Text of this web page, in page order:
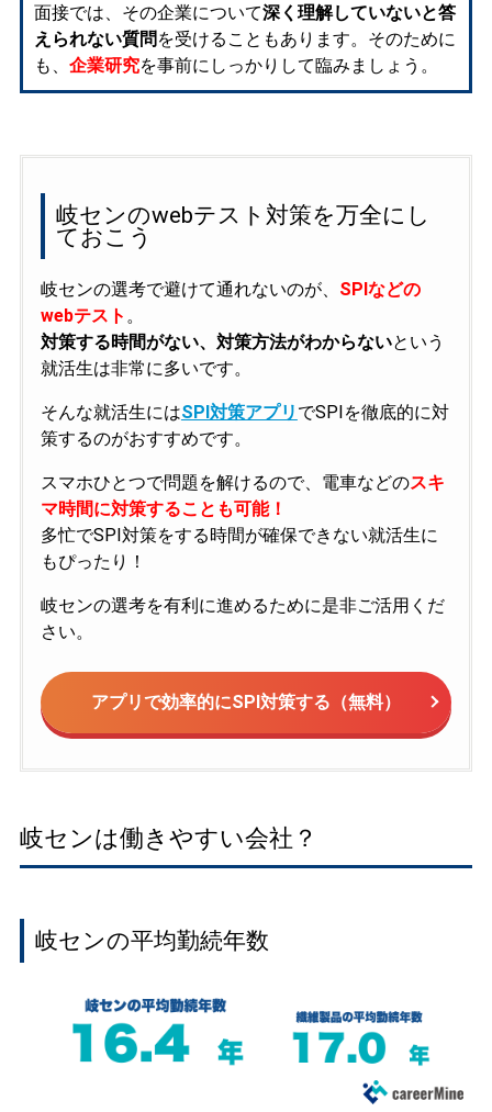
面接では、その企業について深く理解していないと答
えられない質問 を受けることもあります。そのために
も、 企業研究を事前にしっかりして臨みましょう。
岐センのwebテスト対策を万全にし
ておこう
岐センの選考で避けて通れないのが、 SPIなどの
webテスト 。
対策する時間がない、対策方法がわからないという
就活生は非常に多いです。
そんな就活生にはSPI対策アプリ でSPIを徹底的に対
策するのがおすすめです。
スマホひとつで問題を解けるので、電車などのスキ
マ時間に対策することも可能！
多忙でSPI対策をする時間が確保できない就活生に
もぴったり！
岐センの選考を有利に進めるために是非ご活用くだ
さい。
アプリで効率的にSPI対策する（無料）
岐センは働きやすい会社？
岐センの平均勤続年数